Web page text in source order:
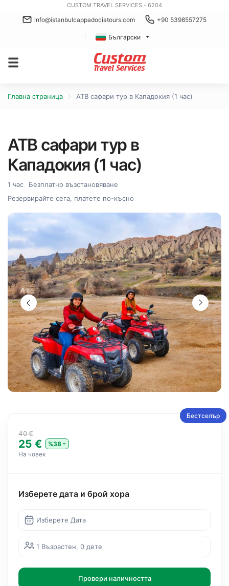
CUSTOM TRAVEL SERVICES - 6204
info@istanbulcappadociatours.com +90 5398557275
Български
Главна страница АТВ сафари тур в Кападокия (1 час)
АТВ сафари тур в
Кападокия (1 час)
1 час
Безплатно възстановяване
Резервирайте сега, платете по-късно
Бестселър
40 €
25 €
%38
На човек
Изберете дата и брой хора
Изберете Дата
1 Възрастен, 0 дете
Провери наличността